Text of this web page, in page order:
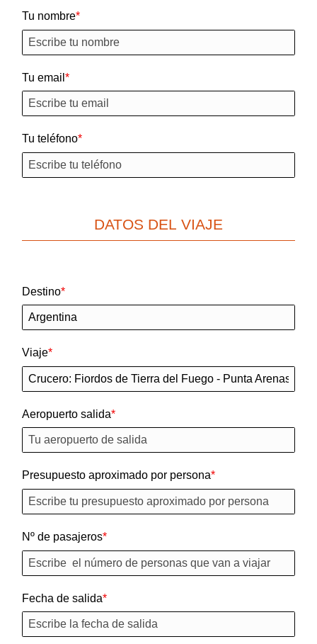
Tu nombre
Tu email
Tu teléfono
DATOS DEL VIAJE
Destino
Viaje
Aeropuerto salida
Presupuesto aproximado por persona
Nº de pasajeros
Fecha de salida